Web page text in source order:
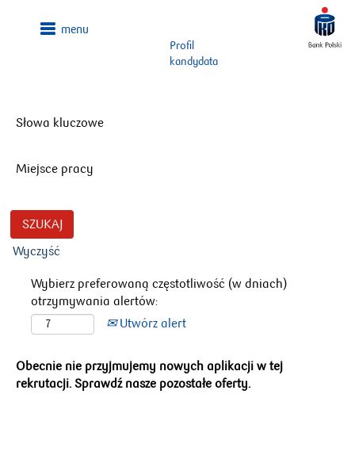
Profil
kandydata
Słowa kluczowe
Miejsce pracy
Wyczyść
Wybierz preferowaną częstotliwość (w dniach)
otrzymywania alertów:
Utwórz alert
Obecnie nie przyjmujemy nowych aplikacji w tej
rekrutacji. Sprawdź nasze pozostałe oferty.